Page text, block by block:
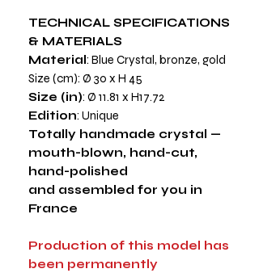
TECHNICAL SPECIFICATIONS
& MATERIALS
Material: Blue Crystal, bronze, gold
Size (cm): Ø 30 x H 45
Size (in): Ø 11.81 x H17.72
Edition: Unique
Totally handmade crystal —
mouth-blown, hand-cut,
hand-polished
and assembled for you in
France
Production of this model has
been permanently